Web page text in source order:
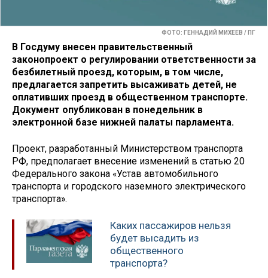
ФОТО: ГЕННАДИЙ МИХЕЕВ / ПГ
В Госдуму внесен правительственный
законопроект о регулировании ответственности за
безбилетный проезд, которым, в том числе,
предлагается запретить высаживать детей, не
оплативших проезд в общественном транспорте.
Документ опубликован в понедельник в
электронной базе нижней палаты парламента.
Проект, разработанный Министерством транспорта
РФ, предполагает внесение изменений в статью 20
Федерального закона «Устав автомобильного
транспорта и городского наземного электрического
транспорта».
Каких пассажиров нельзя
будет высадить из
общественного
транспорта?